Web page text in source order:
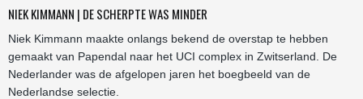
NIEK KIMMANN | DE SCHERPTE WAS MINDER
Niek Kimmann maakte onlangs bekend de overstap te hebben
gemaakt van Papendal naar het UCI complex in Zwitserland. De
Nederlander was de afgelopen jaren het boegbeeld van de
Nederlandse selectie.